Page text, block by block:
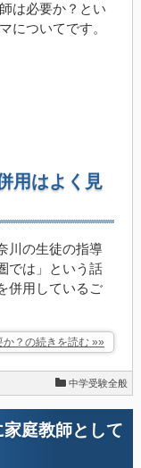
は必要か？とい
についてです。
用はよく見
川の生徒の指導
では」という話
併用しているご
？の続きを読む »»
中学受験全般
庭教師として